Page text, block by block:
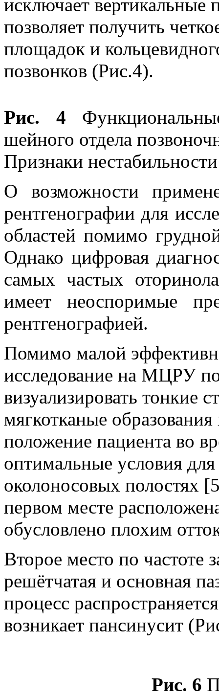
исключает
позволяет получить
площадок и
позвонков (Рис.4).
Рис. 4
шейного отдела
Признаки
О возможности
рентгенографии для
областей помимо
Однако цифровая
самых частых
имеет неоспоримые
рентгенографией.
Помимо малой
исследование на МЦРУ
визуализировать тонкие
мягкотканые
положение пациента во
оптимальные условия для
околоносовых полостях
первом месте
обусловлено плохим
Второе место по частоте
решётчатая и основная
процесс
возникает пансинусит
Рис. 6